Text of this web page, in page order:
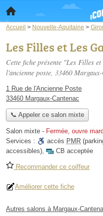
Accueil > Nouvelle-Aquitaine >
Les Filles et Les
Cette fiche présente "Les Filles
l'ancienne poste, 33460 Margaux-
1 Rue de l'Ancienne Poste
33460 Margaux-Cantenac
📞 Appeler ce salon mixte
Salon mixte - Fermée, ouvre
Services :
accès PMR
accessibles), CB acceptée
Recommander ce coiffeur
Améliorer cette fiche
Autres salons à Margaux-